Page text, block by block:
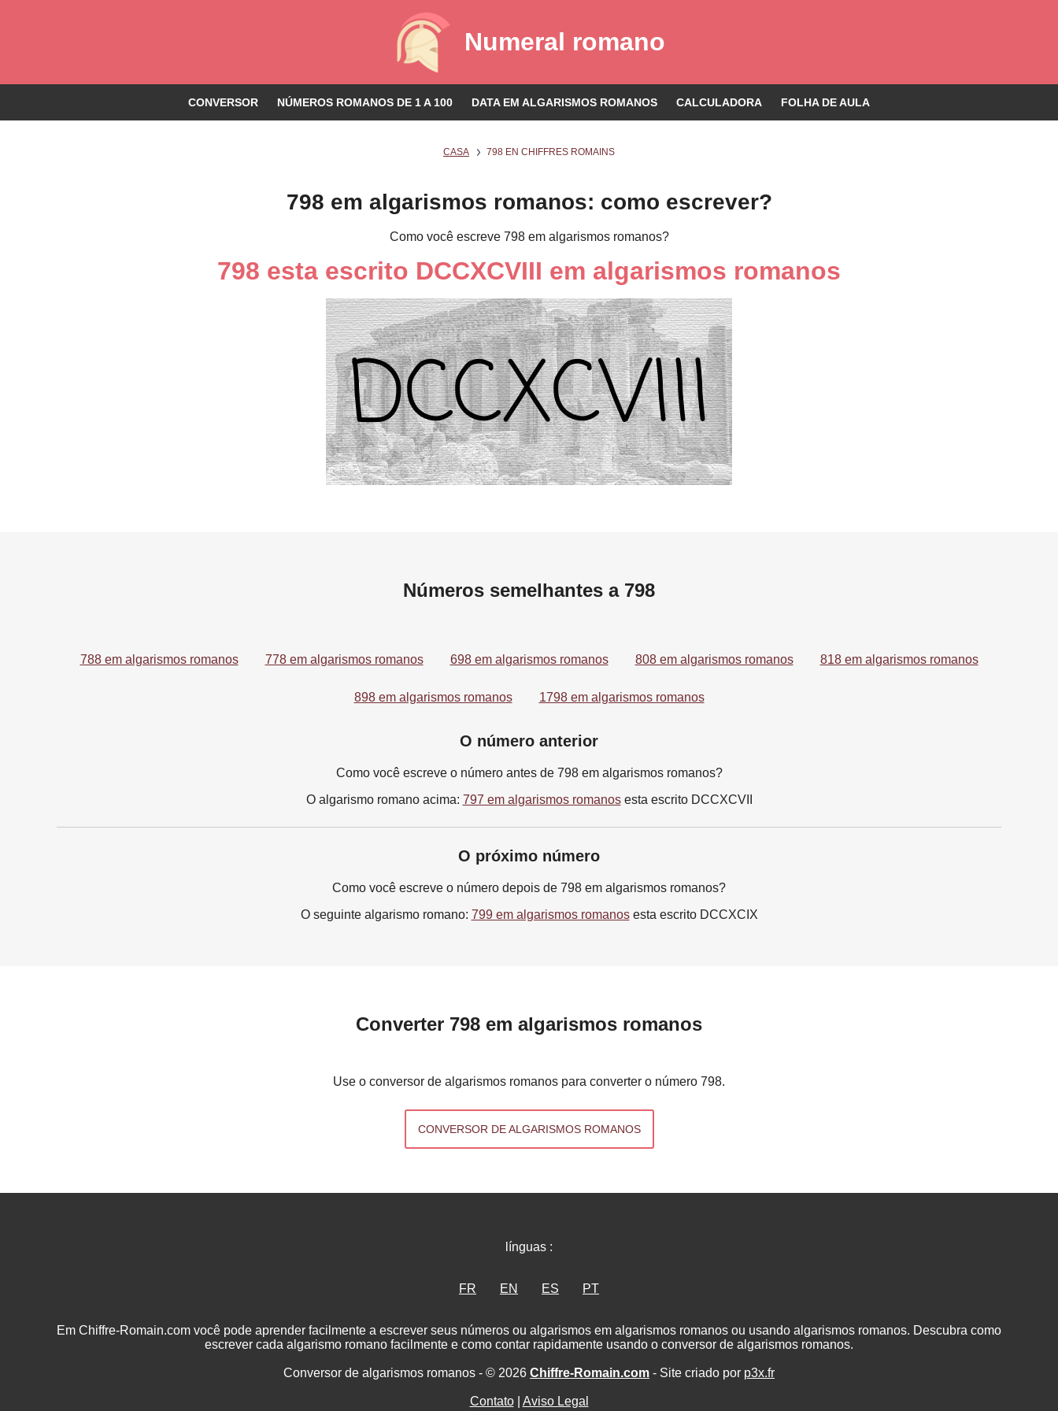
Numeral romano
CONVERSOR NÚMEROS ROMANOS DE 1 A 100 DATA EM ALGARISMOS ROMANOS CALCULADORA FOLHA DE AULA
CASA 798 EN CHIFFRES ROMAINS
798 em algarismos romanos: como escrever?
Como você escreve 798 em algarismos romanos?
798 esta escrito DCCXCVIII em algarismos romanos
Números semelhantes a 798
788 em algarismos romanos 778 em algarismos romanos 698 em algarismos romanos 808 em algarismos romanos 818 em algarismos romanos
898 em algarismos romanos 1798 em algarismos romanos
O número anterior
Como você escreve o número antes de 798 em algarismos romanos?
O algarismo romano acima: 797 em algarismos romanosesta escrito DCCXCVII
O próximo número
Como você escreve o número depois de 798 em algarismos romanos?
O seguinte algarismo romano: 799 em algarismos romanosesta escrito DCCXCIX
Converter 798 em algarismos romanos
Use o conversor de algarismos romanos para converter o número 798.
CONVERSOR DE ALGARISMOS ROMANOS
línguas :
FR EN ES PT
Em Chiffre-Romain.com você pode aprender facilmente a escrever seus números ou algarismos em algarismos romanos ou usando algarismos romanos. Descubra como
escrever cada algarismo romano facilmente e como contar rapidamente usando o conversor de algarismos romanos.
Conversor de algarismos romanos - © 2026 Chiffre-Romain.com - Site criado por p3x.fr
Contato| Aviso Legal